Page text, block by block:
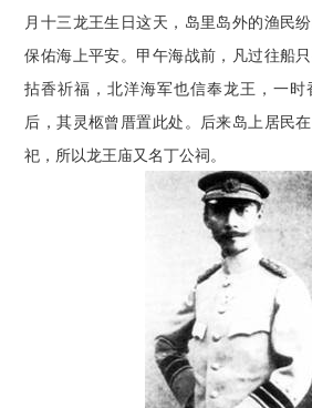
月十三龙王生日这天，岛里岛外的渔民
保佑海上平安。甲午海战前，凡过往船
拈香祈福，北洋海军也信奉龙王，一
后，其灵柩曾厝置此处。后来岛上居民
祀，所以龙王庙又名丁公祠。